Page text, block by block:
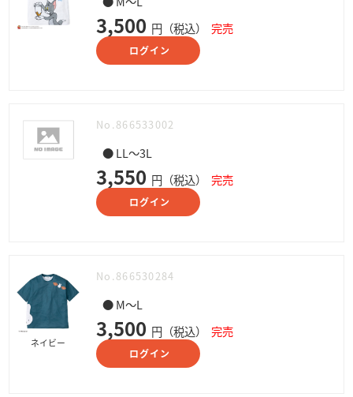
3,500 円（税込） 完売
ログイン
No.866533002
● LL～3L
3,550 円（税込） 完売
ログイン
ネイビー
No.866530284
● M～L
3,500 円（税込） 完売
ログイン